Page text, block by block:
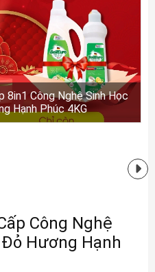
8in1 Công Nghệ Sinh Học
Hạnh Phúc 4KG
Công Nghệ
Hương Hạnh